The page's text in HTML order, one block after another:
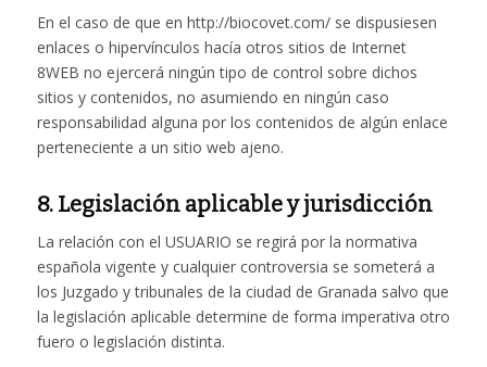
En el caso de que en http://biocovet.com/ se dispusiesen
enlaces o hipervínculos hacía otros sitios de Internet
8WEB no ejercerá ningún tipo de control sobre dichos
sitios y contenidos, no asumiendo en ningún caso
responsabilidad alguna por los contenidos de algún enlace
perteneciente a un sitio web ajeno.
8. Legislación aplicable y jurisdicción
La relación con el USUARIO se regirá por la normativa
española vigente y cualquier controversia se someterá a
los Juzgado y tribunales de la ciudad de Granada salvo que
la legislación aplicable determine de forma imperativa otro
fuero o legislación distinta.